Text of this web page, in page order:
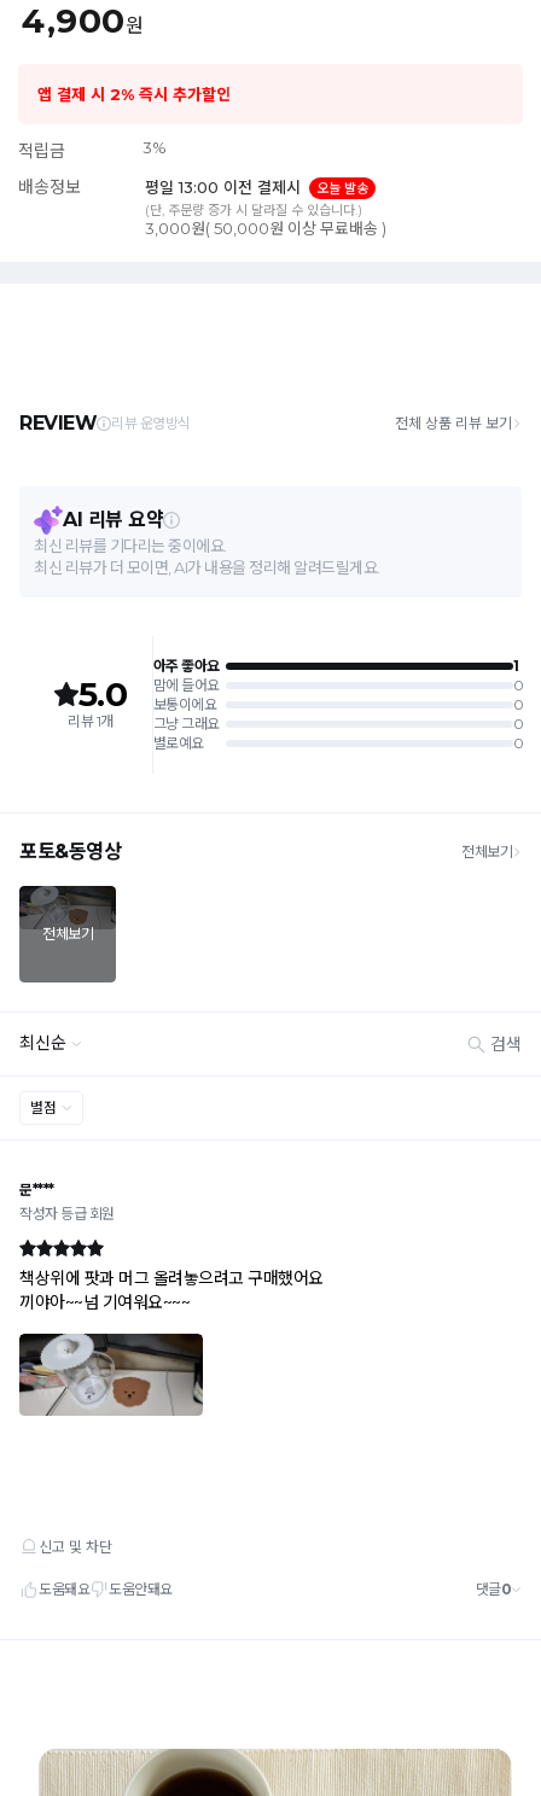
4,900원
앱 결제 시 2% 즉시 추가할인
적립금 3%
배송정보 평일 13:00 이전 결제시
오늘 발송
(단, 주문량 증가 시 달라질 수 있습니다.)
3,000원( 50,000원 이상 무료배송 )